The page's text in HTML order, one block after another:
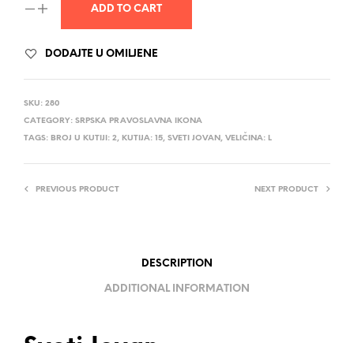
ADD TO CART
DODAJTE U OMILJENE
SKU: 280
CATEGORY: SRPSKA PRAVOSLAVNA IKONA
TAGS: BROJ U KUTIJI: 2, KUTIJA: 15, SVETI JOVAN, VELIČINA: L
PREVIOUS PRODUCT NEXT PRODUCT
DESCRIPTION
ADDITIONAL INFORMATION